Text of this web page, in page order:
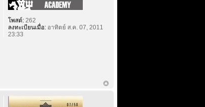
โพสต์:262
ลงทะเบียนเมื่อ:อาทิตย์ ส.ค. 07, 2011
23:33